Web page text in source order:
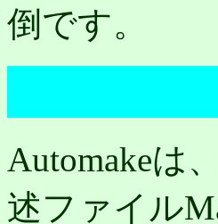
倒です。
Automakeは
述ファイル